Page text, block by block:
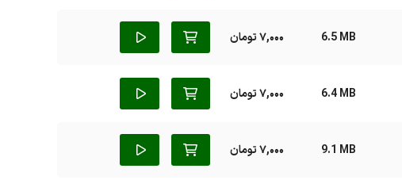
6.5 MB 7,000 تومان
6.4 MB 7,000 تومان
9.1 MB 7,000 تومان